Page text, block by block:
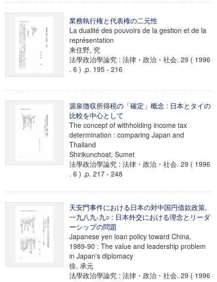
業務執行権と代表権の二元性
La dualité des pouvoirs de la gestion et de la
représentation
来住野, 究
法學政治學論究 : 法律・政治・社会. 29 ( 1996
. 6 ) ,p. 195 - 216
源泉徴収所得税の「確定」概念 : 日本とタイの
比較を中心として
The concept of withholding income tax
determination : comparing Japan and
Thailand
Shirikunchoat, Sumet
法學政治學論究 : 法律・政治・社会. 29 ( 1996
. 6 ) ,p. 217 - 248
天安門事件における日本の対中国円借款政策,
一九八九-九○ : 日本外交における理念とリーダ
ーシップの問題
Japanese yen loan policy toward China,
1989-90 : The value and leadership problem
in Japan's diplomacy
徐, 承元
法學政治學論究 : 法律・政治・社会. 29 ( 1996